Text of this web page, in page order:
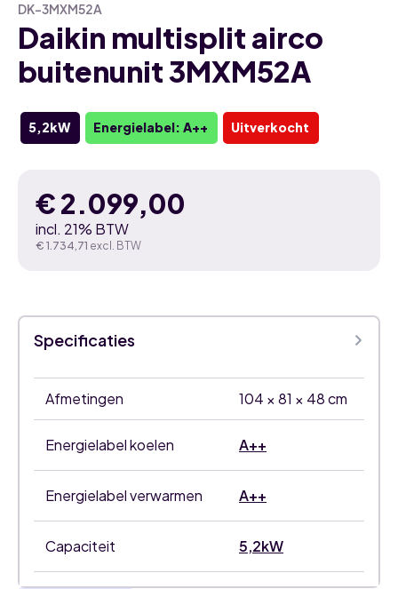
DK-3MXM52A
Daikin multisplit airco
buitenunit 3MXM52A
5,2kW Energielabel: A++ Uitverkocht
€2.099,00
incl. 21% BTW
€ 1.734,71 excl. BTW
Specificaties
Afmetingen 104 × 81 × 48 cm
Energielabel koelen A++
Energielabel verwarmen A++
Capaciteit 5,2kW